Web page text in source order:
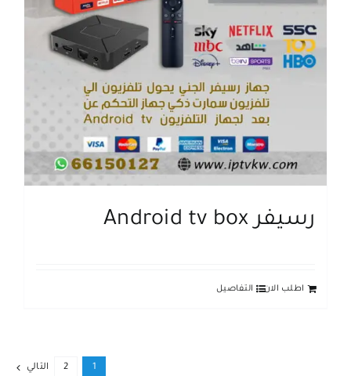
رسيفر Android tv box
اطلب الان التفاصيل
1
2 التالي